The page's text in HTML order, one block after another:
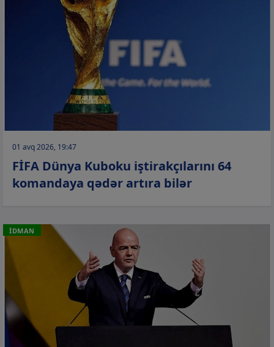
01 avq 2026, 19:47
FİFA Dünya Kuboku iştirakçılarını 64
komandaya qədər artıra bilər
İDMAN